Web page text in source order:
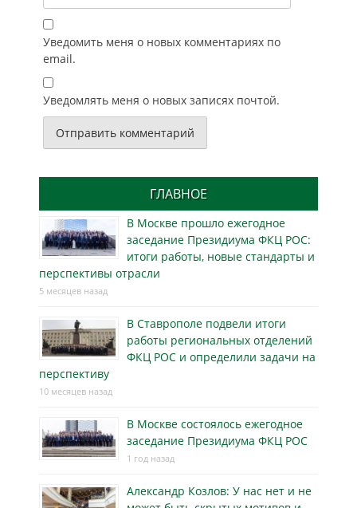
Уведомить меня о новых комментариях по
email.
Уведомлять меня о новых записях почтой.
ГЛАВНОЕ
В Москве прошло ежегодное
заседание Президиума ФКЦ РОС:
итоги работы, новые стандарты и
перспективы отрасли
5 месяцев назад
В Ставрополе подвели итоги
работы региональных отделений
ФКЦ РОС и определили задачи на
перспективу
10 месяцев назад
В Москве состоялось ежегодное
заседание Президиума ФКЦ РОС
1 год назад
Александр Козлов: У нас нет и не